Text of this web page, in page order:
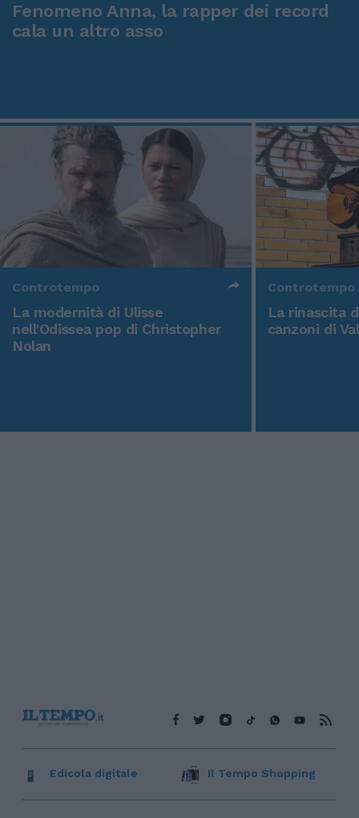
Fenomeno Anna, la rapper dei record
cala un altro asso
Controtempo
La modernità di Ulisse
nell'Odissea pop di Christopher
Nolan
Controtempo
La rinascita
canzoni di
Edicola digitale Il Tempo Shopping